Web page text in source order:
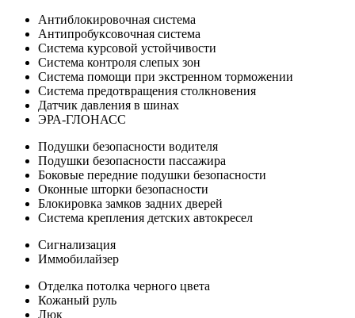
Антиблокировочная система
Антипробуксовочная система
Система курсовой устойчивости
Система контроля слепых зон
Система помощи при экстренном торможении
Система предотвращения столкновения
Датчик давления в шинах
ЭРА-ГЛОНАСС
Подушки безопасности водителя
Подушки безопасности пассажира
Боковые передние подушки безопасности
Оконные шторки безопасности
Блокировка замков задних дверей
Система крепления детских автокресел
Сигнализация
Иммобилайзер
Отделка потолка черного цвета
Кожаный руль
Люк